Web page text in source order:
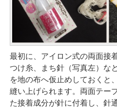
最初に、アイロン式の両面接
つけ糸、まち針（写真左）な
を地の布へ仮止めしておくと
縫い上げられます。両面テー
た接着成分が針に付着し、針